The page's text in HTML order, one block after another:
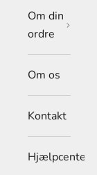
Om din
ordre
Om os
Kontakt
Hjælpcenter